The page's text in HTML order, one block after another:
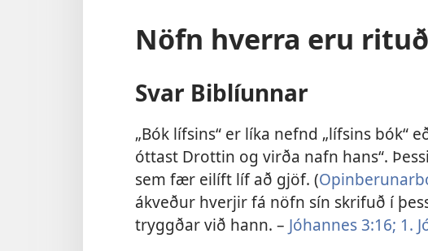
Nöfn hverra eru
Svar Biblíunnar
„Bók lífsins“ er líka nefnd „lífsins bók“
óttast Drottin og virða nafn hans“.
sem fær eilíft líf að gjöf. (
ákveður hverjir fá nöfn sín skrifuð í
tryggðar við hann. – Jóhannes 3:16; 1.